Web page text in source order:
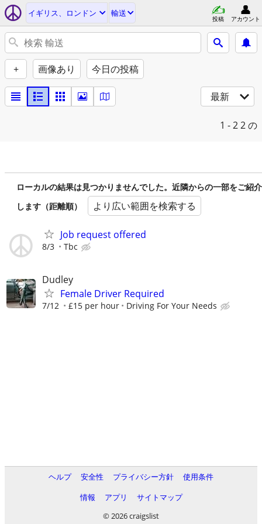
イギリス、ロンドン 輸送
投稿 アカウント
+ 画像あり 今日の投稿
最新
1 - 22 の
ローカルの結果は見つかりませんでした。近隣からの一部をご紹介
します（距離順）
より広い範囲を検索する
Job request offered
8/3 Tbc
Dudley
Female Driver Required
7/12 £15 per hour Driving For Your Needs
ヘルプ 安全性 プライバシー方針
使用条件
情報
アプリ
サイトマップ
© 2026 craigslist